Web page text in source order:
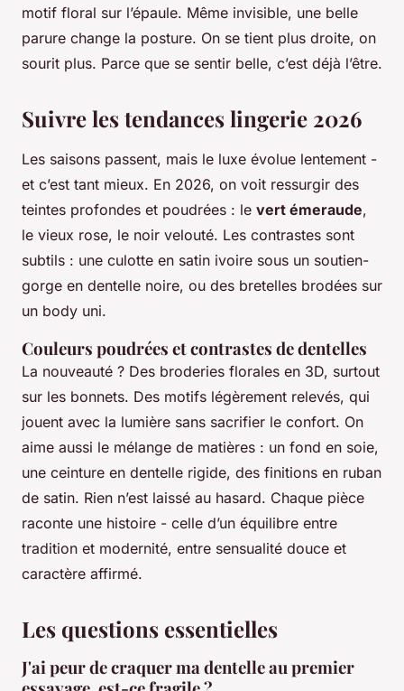
motif floral sur l’épaule. Même invisible, une belle
parure change la posture. On se tient plus droite, on
sourit plus. Parce que se sentir belle, c’est déjà l’être.
Suivre les tendances lingerie 2026
Les saisons passent, mais le luxe évolue lentement -
et c’est tant mieux. En 2026, on voit ressurgir des
teintes profondes et poudrées : le vert émeraude,
le vieux rose, le noir velouté. Les contrastes sont
subtils : une culotte en satin ivoire sous un soutien-
gorge en dentelle noire, ou des bretelles brodées sur
un body uni.
Couleurs poudrées et contrastes de dentelles
La nouveauté ? Des broderies florales en 3D, surtout
sur les bonnets. Des motifs légèrement relevés, qui
jouent avec la lumière sans sacrifier le confort. On
aime aussi le mélange de matières : un fond en soie,
une ceinture en dentelle rigide, des finitions en ruban
de satin. Rien n’est laissé au hasard. Chaque pièce
raconte une histoire - celle d’un équilibre entre
tradition et modernité, entre sensualité douce et
caractère affirmé.
Les questions essentielles
J'ai peur de craquer ma dentelle au premier